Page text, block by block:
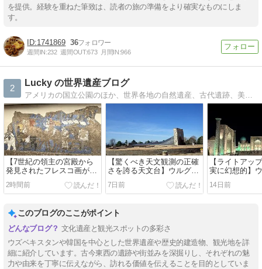
を提供。経験を重ねた筆致は、読者の旅の準備をより確実なものにしま
す。
1741869 36
週間IN:232 週間OUT:673 月間IN:966
2
Lucky の世界遺産ブログ
アメリカの国立公園のほか、世界各地の自然遺産、古代遺跡、美術館、教会をご紹介いたします。2015年に世界遺産検定マイスターを取得しました。
【7世紀の領主の宮殿から
発見されたフレスコ画が見
どころ】アフラシャブ博物
館 (Afrasiyab Museum)
2時間前
【驚くべき天文観測の正確
さを誇る天文台】ウルグベ
ク天文台跡 (Ulughbek's
Observatory)
7日前
【ライトアッ
実に幻想的】
ンを象徴する
ギスタン広場
14日前
このブログのここがポイント
文化遺産と観光スポットの多彩さ
ウズベキスタンや韓国を中心とした世界遺産や歴史的建造物、観光地を詳
細に紹介しています。古今東西の遺跡や街並みを深掘りし、それぞれの魅
力や由来を丁寧に伝えながら、訪れる価値を伝えることを目的としていま